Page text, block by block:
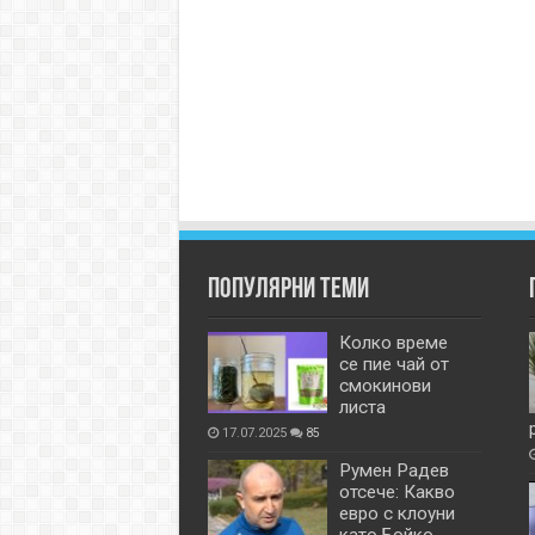
Популярни теми
Колко време
се пие чай от
смокинови
листа
17.07.2025 85
Румен Радев
отсече: Какво
евро с клоуни